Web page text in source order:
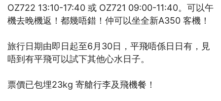
OZ722 13:10-17:40 或 OZ721 09:00-11:40。可以午
機去晚機返！都幾唔錯！仲可以坐全新A350 客機！
旅行日期由即日起至6月30日，平飛唔係日日有，見
唔到有平飛可以試下其他心水日子。
票價已包埋23kg 寄艙行李及飛機餐！